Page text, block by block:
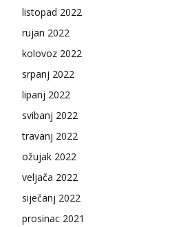
listopad 2022
rujan 2022
kolovoz 2022
srpanj 2022
lipanj 2022
svibanj 2022
travanj 2022
ožujak 2022
veljača 2022
siječanj 2022
prosinac 2021